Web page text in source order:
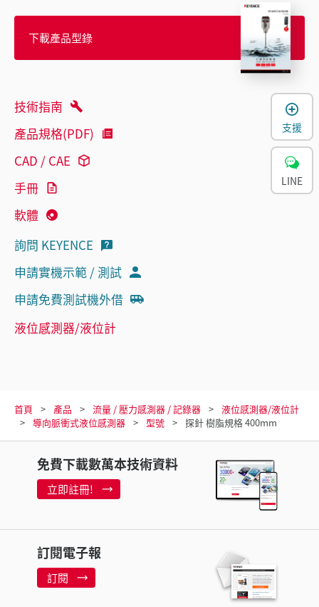
下載產品型錄
技術指南
產品規格(PDF)
CAD / CAE
手冊
軟體
詢問 KEYENCE
申請實機示範 / 測試
申請免費測試機外借
液位感測器/液位計
首頁 產品 流量 / 壓力感測器 / 記錄器
液位感測器/液位計
導向脈衝式液位感測器
型號 探針 樹脂規格 400mm
免費下載數萬本技術資料
立即註冊!
訂閱電子報
訂閱
支援
LINE